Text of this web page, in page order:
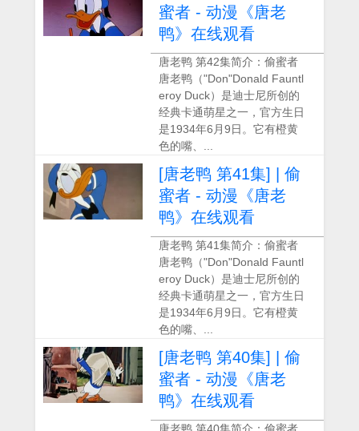
蜜者 - 动漫《唐老
鸭》在线观看
唐老鸭 第42集简介：偷蜜者
唐老鸭（"Don"Donald Fauntl
eroy Duck）是迪士尼所创的
经典卡通萌星之一，官方生日
是1934年6月9日。它有橙黄
色的嘴、...
[唐老鸭 第41集] | 偷
蜜者 - 动漫《唐老
鸭》在线观看
唐老鸭 第41集简介：偷蜜者
唐老鸭（"Don"Donald Fauntl
eroy Duck）是迪士尼所创的
经典卡通萌星之一，官方生日
是1934年6月9日。它有橙黄
色的嘴、...
[唐老鸭 第40集] | 偷
蜜者 - 动漫《唐老
鸭》在线观看